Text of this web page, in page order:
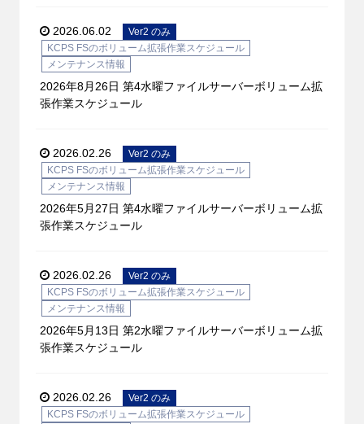
2026.06.02
Ver2 のみ
KCPS FSのボリューム拡張作業スケジュール
メンテナンス情報
2026年8月26日 第4水曜ファイルサーバーボリューム拡
張作業スケジュール
2026.02.26
Ver2 のみ
KCPS FSのボリューム拡張作業スケジュール
メンテナンス情報
2026年5月27日 第4水曜ファイルサーバーボリューム拡
張作業スケジュール
2026.02.26
Ver2 のみ
KCPS FSのボリューム拡張作業スケジュール
メンテナンス情報
2026年5月13日 第2水曜ファイルサーバーボリューム拡
張作業スケジュール
2026.02.26
Ver2 のみ
KCPS FSのボリューム拡張作業スケジュール